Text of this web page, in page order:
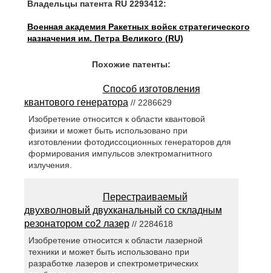
Владельцы патента RU 2293412:
Военная академия Ракетных войск стратегического
назначения им. Петра Великого (RU)
Похожие патенты:
Способ изготовления
квантового генератора // 2286629
Изобретение относится к области квантовой
физики и может быть использовано при
изготовлении фотодиссоционных генераторов для
формирования импульсов электромагнитного
излучения.
Перестраиваемый
двухволновый двухканальный со складным
резонатором co2 лазер// 2284618
Изобретение относится к области лазерной
техники и может быть использовано при
разработке лазеров и спектрометрических